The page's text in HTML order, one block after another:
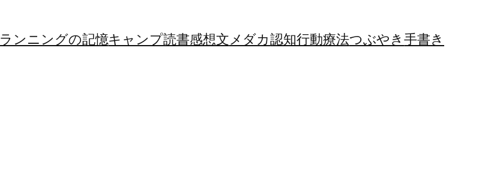
ランニングの記憶キャンプ読書感想文メダカ認知行動療法つぶやき手書き